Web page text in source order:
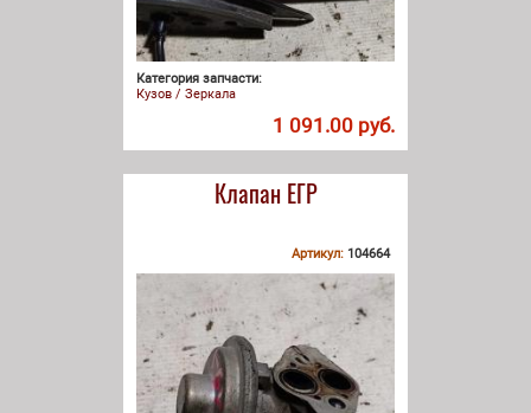
Категория запчасти:
Кузов / Зеркала
1 091.00 руб.
Клапан ЕГР
Артикул: 104664